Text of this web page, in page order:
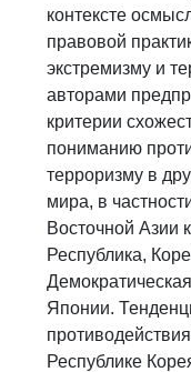
контексте
правовой
экстремизму и
авторами
критерии
пониманию
терроризму в
мира, в
Восточной Азии
Республика,
Японии.
Республике